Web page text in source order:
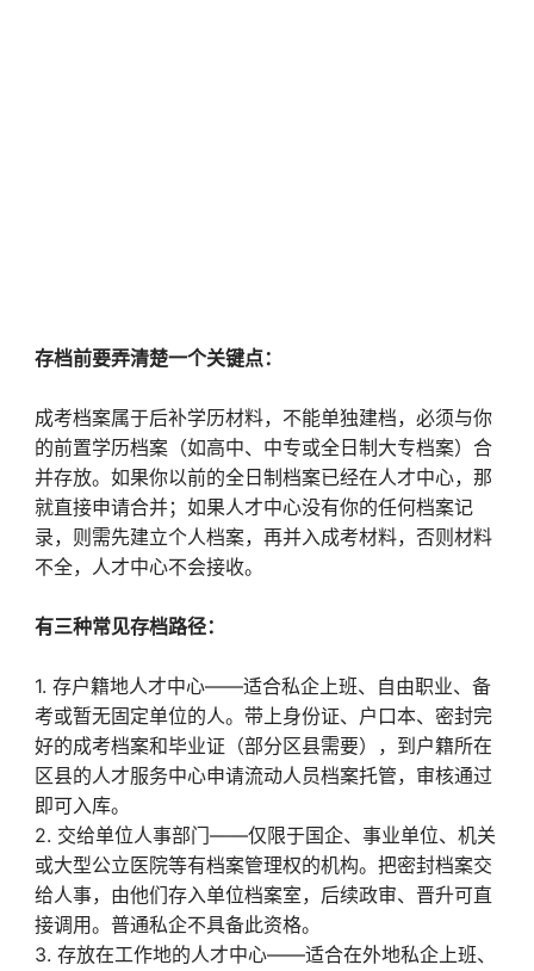
存档前要弄清楚一个关键点：
成考档案属于后补学历材料，不能单独建档，必须与你
的前置学历档案（如高中、中专或全日制大专档案）合
并存放。如果你以前的全日制档案已经在人才中心，那
就直接申请合并；如果人才中心没有你的任何档案记
录，则需先建立个人档案，再并入成考材料，否则材料
不全，人才中心不会接收。
有三种常见存档路径：
1. 存户籍地人才中心——适合私企上班、自由职业、备
考或暂无固定单位的人。带上身份证、户口本、密封完
好的成考档案和毕业证（部分区县需要），到户籍所在
区县的人才服务中心申请流动人员档案托管，审核通过
即可入库。
2. 交给单位人事部门——仅限于国企、事业单位、机关
或大型公立医院等有档案管理权的机构。把密封档案交
给人事，由他们存入单位档案室，后续政审、晋升可直
接调用。普通私企不具备此资格。
3. 存放在工作地的人才中心——适合在外地私企上班、